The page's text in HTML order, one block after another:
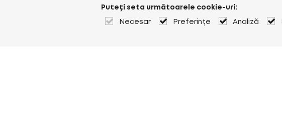
Puteți seta următoarele cookie-uri:
Necesar Preferințe Analiză